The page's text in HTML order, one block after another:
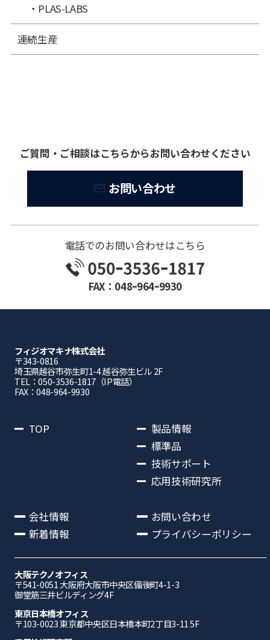
PLAS-LABS
連続生産
ご質問・ご相談はこちらからお問い合わせください
お問い合わせ
電話でのお問い合わせはこちら
FAX：048ｰ964ｰ9930
フィジオマキナ株式会社
〒343-0816
埼⽟県越⾕市弥⽣町1-4 越⾕弥⽣ビル 2F
TEL：050-3536-1817（IP電話）
FAX：048-964-9930
TOP
製品情報
標準品
技術サポート
応用技術研究所
会社情報
新着情報
お問い合わせ
プライバシーポリシー
大阪テクノオフィス
〒541-0051 ⼤阪府⼤阪市中央区備後町4-1-3
御堂筋三井ビルディング4F
東京日本橋オフィス
〒103-0023 東京都中央区日本橋本町2丁目3-11 5F